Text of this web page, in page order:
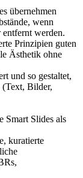
übernehmen
wenn
werden.
Prinzipien guten
Ästhetik ohne
und so gestaltet,
(Text, Bilder,
Smart Slides als
kuratierte